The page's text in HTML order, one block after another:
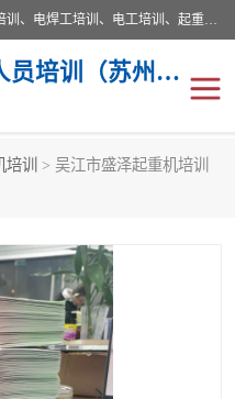
苏州宏远特种作业人员培训，提供：叉车培训、电焊工培训、电工培训、起重机培训、电梯培训、登高培训等服务苏州本地培训服务。始终坚持“以人为本，质量立校”的办学思想，以培养社会应用型人才为己任，明码收费，诚实守信，中途不收任何费用。随到随学，学会为止，一期未学会者免费再学，直到学会为止。
宏远特种作业人员培训（苏州）有限公司
训
> 吴江市盛泽起重机培训
起重机培训
登高培训
叉车培训机构